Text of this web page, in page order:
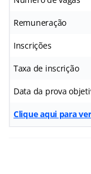
Remuneração
Inscrições
Taxa de inscrição
Data da prova
Clique aqui para